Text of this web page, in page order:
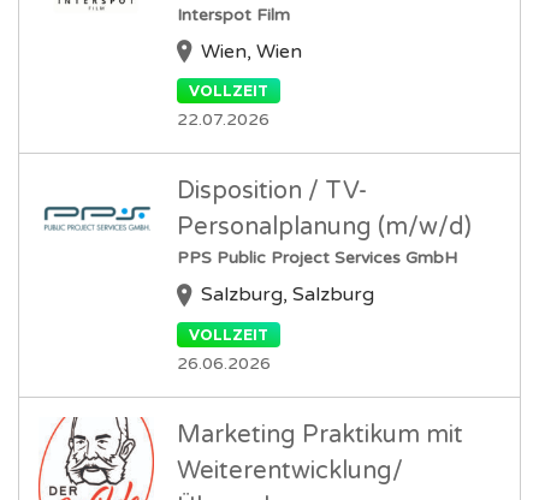
Interspot Film
Wien, Wien
VOLLZEIT
22.07.2026
Disposition / TV-
Personalplanung (m/w/d)
PPS Public Project Services GmbH
Salzburg, Salzburg
VOLLZEIT
26.06.2026
Marketing Praktikum mit
Weiterentwicklung/